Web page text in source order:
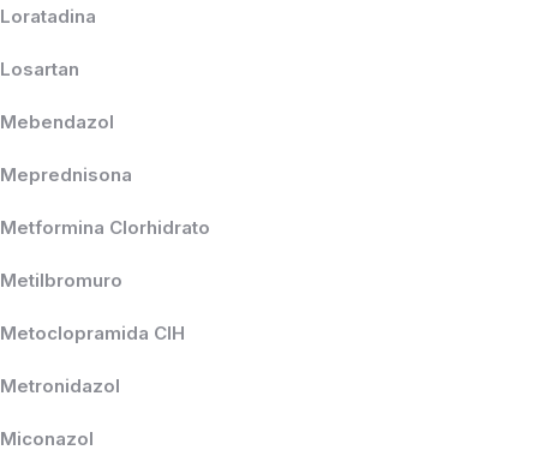
Loratadina
Losartan
Mebendazol
Meprednisona
Metformina Clorhidrato
Metilbromuro
Metoclopramida ClH
Metronidazol
Miconazol